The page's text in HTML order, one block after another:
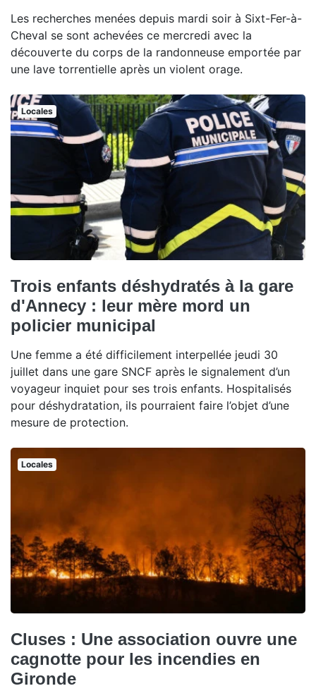
Les recherches menées depuis mardi soir à Sixt-Fer-à-
Cheval se sont achevées ce mercredi avec la
découverte du corps de la randonneuse emportée par
une lave torrentielle après un violent orage.
Locales
Trois enfants déshydratés à la gare
d'Annecy : leur mère mord un
policier municipal
Une femme a été difficilement interpellée jeudi 30
juillet dans une gare SNCF après le signalement d’un
voyageur inquiet pour ses trois enfants. Hospitalisés
pour déshydratation, ils pourraient faire l’objet d’une
mesure de protection.
Locales
Cluses : Une association ouvre une
cagnotte pour les incendies en
Gironde